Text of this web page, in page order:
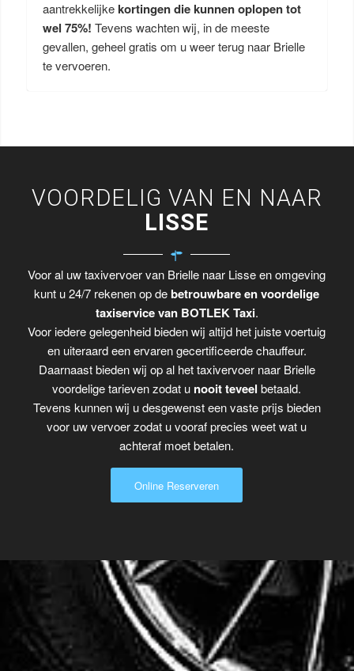
aantrekkelijkekortingen die kunnen oplopen tot
wel 75%! Tevens wachten wij, in de meeste
gevallen, geheel gratis om u weer terug naar Brielle
te vervoeren.
VOORDELIG VAN EN NAAR
LISSE
Voor al uw taxivervoer van Brielle naar Lisse en omgeving
kunt u 24/7 rekenen op debetrouwbare en voordelige
taxiservice van BOTLEK Taxi.
Voor iedere gelegenheid bieden wij altijd het juiste voertuig
en uiteraard een ervaren gecertificeerde chauffeur.
Daarnaast bieden wij op al het taxivervoer naar Brielle
voordelige tarieven zodat u nooit teveel betaald.
Tevens kunnen wij u desgewenst een vaste prijs bieden
voor uw vervoer zodat u vooraf precies weet wat u
achteraf moet betalen.
Online Reserveren